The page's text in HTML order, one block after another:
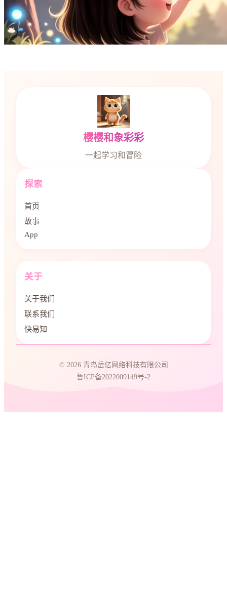
樱樱和象彩彩
一起学习和冒险
探索
首页
故事
App
关于
关于我们
联系我们
快易知
© 2026 青岛岳亿网络科技有限公司
鲁ICP备2022009149号-2